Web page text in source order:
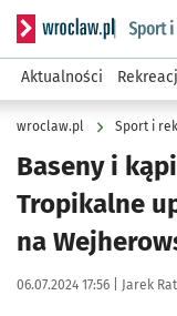
Serwis
Aktualności
wroclaw.pl Sport i
Baseny i
Tropikalne
na
Data publikacji:
06.07.2024 17:56 | Autor:
Jarek